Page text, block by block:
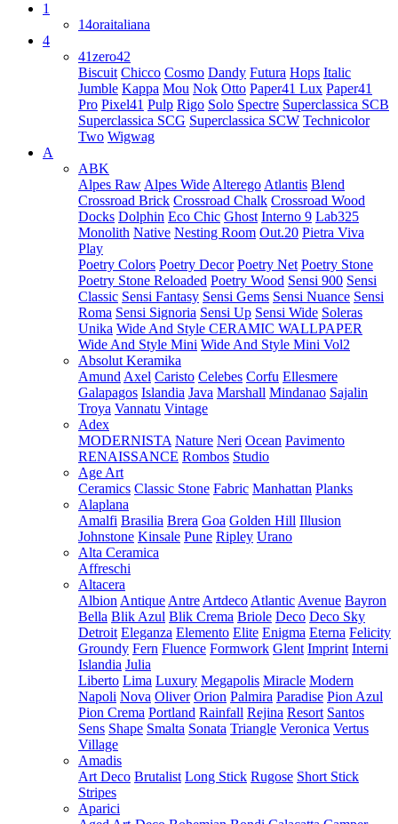
1
14oraitaliana
4
41zero42
Biscuit Chicco Cosmo Dandy Futura Hops Italic
Jumble Kappa Mou Nok Otto Paper41 Lux Paper41
Pro Pixel41 Pulp Rigo Solo Spectre Superclassica SCB
Superclassica SCG Superclassica SCW Technicolor
Two Wigwag
A
ABK
Alpes Raw Alpes Wide Alterego Atlantis Blend
Crossroad Brick Crossroad Chalk Crossroad Wood
Docks Dolphin Eco Chic Ghost Interno 9 Lab325
Monolith Native Nesting Room Out.20 Pietra Viva
Play
Poetry Colors Poetry Decor Poetry Net Poetry Stone
Poetry Stone Reloaded Poetry Wood Sensi 900 Sensi
Classic Sensi Fantasy Sensi Gems Sensi Nuance Sensi
Roma Sensi Signoria Sensi Up Sensi Wide Soleras
Unika Wide And Style CERAMIC WALLPAPER
Wide And Style Mini Wide And Style Mini Vol2
Absolut Keramika
Amund Axel Caristo Celebes Corfu Ellesmere
Galapagos Islandia Java Marshall Mindanao Sajalin
Troya Vannatu Vintage
Adex
MODERNISTA Nature Neri Ocean Pavimento
RENAISSANCE Rombos Studio
Age Art
Ceramics Classic Stone Fabric Manhattan Planks
Alaplana
Amalfi Brasilia Brera Goa Golden Hill Illusion
Johnstone Kinsale Pune Ripley Urano
Alta Ceramica
Affreschi
Altacera
Albion Antique Antre Artdeco Atlantic Avenue Bayron
Bella Blik Azul Blik Crema Briole Deco Deco Sky
Detroit Eleganza Elemento Elite Enigma Eterna Felicity
Groundy Fern Fluence Formwork Glent Imprint Interni
Islandia Julia
Liberto Lima Luxury Megapolis Miracle Modern
Napoli Nova Oliver Orion Palmira Paradise Pion Azul
Pion Crema Portland Rainfall Rejina Resort Santos
Sens Shape Smalta Sonata Triangle Veronica Vertus
Village
Amadis
Art Deco Brutalist Long Stick Rugose Short Stick
Stripes
Aparici